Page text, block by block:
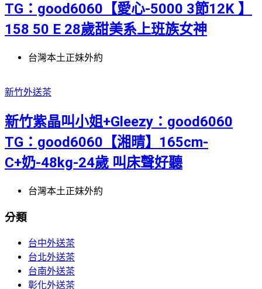
TG：good6060【愛心-5000 3節12K 】
158 50 E 28歲甜美系上班族女神
台灣本土正妹外約
新竹外送茶
新竹紫晶叫小姐+Gleezy：good6060
TG：good6060【湘晴】165cm-
C+奶-48kg-24歲 叫床聲好聽
台灣本土正妹外約
分類
台中外送茶
台北外送茶
台南外送茶
彰化外送茶